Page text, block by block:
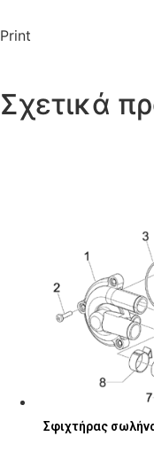
Print
Σχετικά
Σφιχτήρας